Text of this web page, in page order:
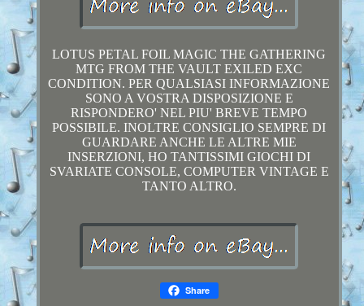
LOTUS PETAL FOIL MAGIC THE GATHERING
MTG FROM THE VAULT EXILED EXC
CONDITION. PER QUALSIASI INFORMAZIONE
SONO A VOSTRA DISPOSIZIONE E
RISPONDERO' NEL PIU' BREVE TEMPO
POSSIBILE. INOLTRE CONSIGLIO SEMPRE DI
GUARDARE ANCHE LE ALTRE MIE
INSERZIONI, HO TANTISSIMI GIOCHI DI
SVARIATE CONSOLE, COMPUTER VINTAGE E
TANTO ALTRO.
Share